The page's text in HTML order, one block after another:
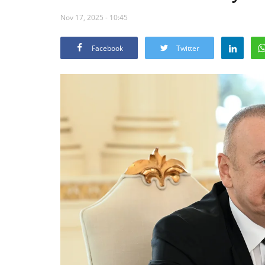
Nov 17, 2025 - 10:45
Facebook Twitter